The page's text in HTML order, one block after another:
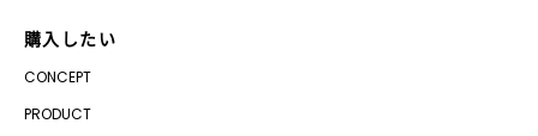
購入したい
CONCEPT
PRODUCT